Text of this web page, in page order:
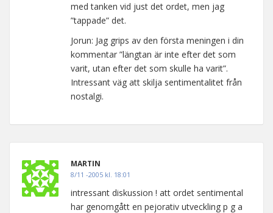
med tanken vid just det ordet, men jag
”tappade” det.
Jorun: Jag grips av den första meningen i din
kommentar ”längtan är inte efter det som
varit, utan efter det som skulle ha varit”.
Intressant väg att skilja sentimentalitet från
nostalgi.
MARTIN
8/11 -2005 kl. 18:01
intressant diskussion ! att ordet sentimental
har genomgått en pejorativ utveckling p g a